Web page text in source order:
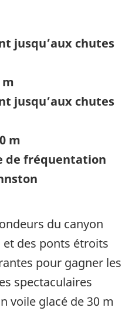
jusqu’aux chutes
m
jusqu’aux chutes
m
de fréquentation
du canyon
des ponts étroits
pour gagner les
spectaculaires
voile glacé de 30 m